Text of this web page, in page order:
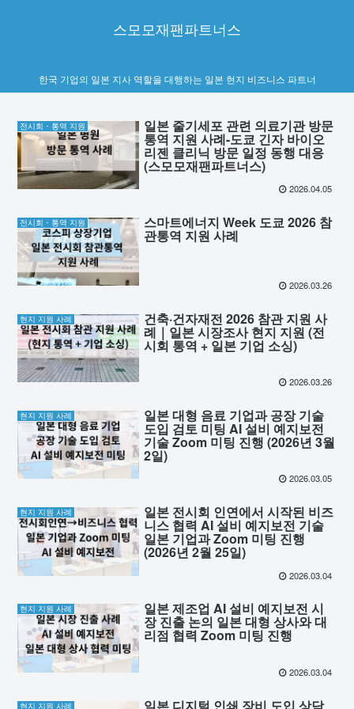
스모모재팬파트너스
한국 기업의 일본 지사 역할을 대행하는 일본 현지 비즈니스 파트너
전시회・통역 지원 일본 줄기세포 관련 의료기관 방문
통역 지원 사례-도쿄 긴자 바이오
리젠 클리닉 방문 일정 동행 대응
(스모모재팬파트너스)
2026.04.05
전시회・통역 지원 스마트에너지 Week 도쿄 2026 참
관통역 지원 사례
2026.03.26
현지 지원 사례 건축·건자재전 2026 참관 지원 사
례｜일본 시장조사 현지 지원 (전
시회 통역 + 일본 기업 소싱)
2026.03.26
현지 지원 사례 일본 대형 음료 기업과 공장 기술
도입 검토 미팅 AI 설비 예지보전
기술 Zoom 미팅 진행 (2026년 3월
2일)
2026.03.05
현지 지원 사례 일본 전시회 인연에서 시작된 비즈
니스 협력 AI 설비 예지보전 기술
일본 기업과 Zoom 미팅 진행
(2026년 2월 25일)
2026.03.04
현지 지원 사례 일본 제조업 AI 설비 예지보전 시
장 진출 논의 일본 대형 상사와 대
리점 협력 Zoom 미팅 진행
2026.03.04
현지 지원 사례 일본 디지털 인쇄 장비 도입 상담